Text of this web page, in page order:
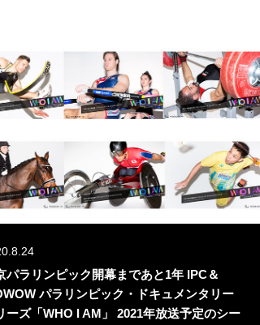
パラリンピック開幕まであと1年 IPC＆
パラリンピック・ドキュメンタリー
ーズ「WHO I AM」 2021年放送予定のシー